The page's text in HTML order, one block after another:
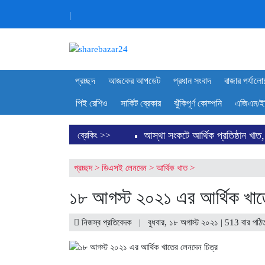
|
প্রচ্ছদ আজকের আপডেট প্রধান সংবাদ বাজার
পিই রেশিও সার্কিট ব্রেকার ঝুঁকিপূর্ণ কোম্পনি এজিএম/
ব্রেকিং >> আস্থা সংকটে আর্থিক প্রতিষ্ঠান
ডিএসইতে লেনদেনের শীর্ষ ১০
ডিএসইতে দর বৃদ্ধি পাওয়া শীর্ষ ১০
শেয়ার বিক্রির ঘোষণা কর্পোরেট
ইউরোপে সম্প্রসারণ কৌশলে নতুন
প্রচ্ছদ> ডিএসই লেনদেন > আর্থিক খাত>
১৮ আগস্ট ২০২১ এর আর্থিক
নিজস্ব প্রতিবেদক | বুধবার, ১৮ অগাস্ট ২০২১ | 513 বার